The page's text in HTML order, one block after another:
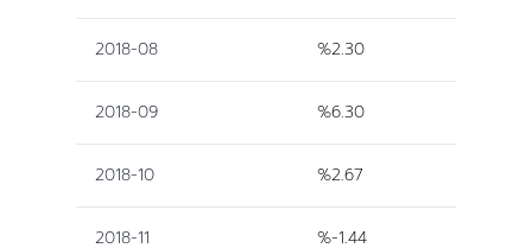
2018-08 %2.30
2018-09 %6.30
2018-10 %2.67
2018-11 %-1.44